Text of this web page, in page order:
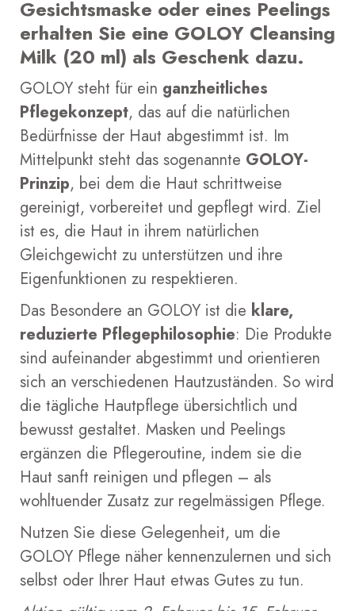
Gesichtsmaske oder eines Peelings
erhalten Sie eine GOLOY Cleansing
Milk (20 ml) als Geschenk dazu.
GOLOY steht für ein ganzheitliches
Pflegekonzept, das auf die natürlichen
Bedürfnisse der Haut abgestimmt ist. Im
Mittelpunkt steht das sogenannte GOLOY-
Prinzip, bei dem die Haut schrittweise
gereinigt, vorbereitet und gepflegt wird. Ziel
ist es, die Haut in ihrem natürlichen
Gleichgewicht zu unterstützen und ihre
Eigenfunktionen zu respektieren.
Das Besondere an GOLOY ist die klare,
reduzierte Pflegephilosophie: Die Produkte
sind aufeinander abgestimmt und orientieren
sich an verschiedenen Hautzuständen. So wird
die tägliche Hautpflege übersichtlich und
bewusst gestaltet. Masken und Peelings
ergänzen die Pflegeroutine, indem sie die
Haut sanft reinigen und pflegen – als
wohltuender Zusatz zur regelmässigen Pflege.
Nutzen Sie diese Gelegenheit, um die
GOLOY Pflege näher kennenzulernen und sich
selbst oder Ihrer Haut etwas Gutes zu tun.